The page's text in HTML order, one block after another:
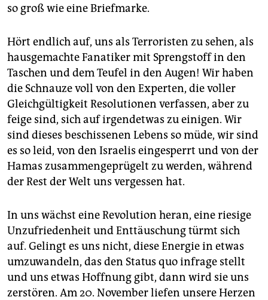
so groß wie eine Briefmarke.
Hört endlich auf, uns als Terroristen zu sehen, als
hausgemachte Fanatiker mit Sprengstoff in den
Taschen und dem Teufel in den Augen! Wir haben
die Schnauze voll von den Experten, die voller
Gleichgültigkeit Resolutionen verfassen, aber zu
feige sind, sich auf irgendetwas zu einigen. Wir
sind dieses beschissenen Lebens so müde, wir sind
es so leid, von den Israelis eingesperrt und von der
Hamas zusammengeprügelt zu werden, während
der Rest der Welt uns vergessen hat.
In uns wächst eine Revolution heran, eine riesige
Unzufriedenheit und Enttäuschung türmt sich
auf. Gelingt es uns nicht, diese Energie in etwas
umzuwandeln, das den Status quo infrage stellt
und uns etwas Hoffnung gibt, dann wird sie uns
zerstören. Am 20. November liefen unsere Herzen